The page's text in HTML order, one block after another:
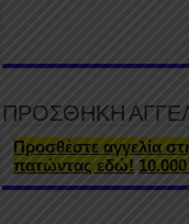
ΠΡΟΣΘΗΚΗ
Προσθέστε αγγελία
πατώντας εδώ!